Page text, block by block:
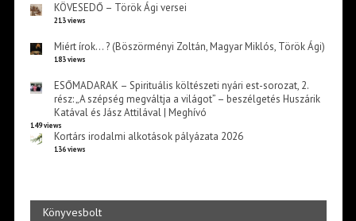
KÖVESEDŐ – Török Ági versei
213 views
Miért írok… ? (Böszörményi Zoltán, Magyar Miklós, Török Ági)
183 views
ESŐMADARAK – Spirituális költészeti nyári est-sorozat, 2.
rész: „A szépség megváltja a világot” – beszélgetés Huszárik
Katával és Jász Attilával | Meghívó
149 views
Kortárs irodalmi alkotások pályázata 2026
136 views
Könyvesbolt